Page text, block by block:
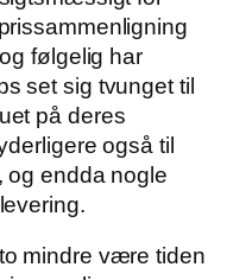
følgelig har
set sig tvunget til
på deres
også til
og endda nogle
mindre være tiden